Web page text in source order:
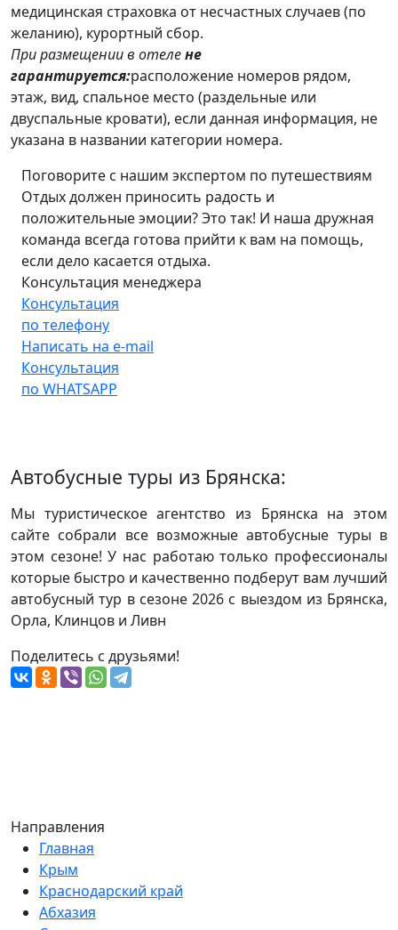
медицинская страховка от несчастных случаев (по
желанию), курортный сбор.
При размещении в отелене
гарантируется:расположение номеров рядом,
этаж, вид, спальное место (раздельные или
двуспальные кровати), если данная информация, не
указана в названии категории номера.
Поговорите с нашим экспертом по путешествиям
Отдых должен приносить радость и
положительные эмоции? Это так! И наша дружная
команда всегда готова прийти к вам на помощь,
если дело касается отдыха.
Консультация менеджера
Консультация
по телефону
Написать на e-mail
Консультация
по WHATSAPP
Автобусные туры из Брянска:
Мы туристическое агентство из Брянска на этом
сайте собрали все возможные автобусные туры в
этом сезоне! У нас работаю только профессионалы
которые быстро и качественно подберут вам лучший
автобусный тур в сезоне 2026 с выездом из Брянска,
Орла, Клинцов и Ливн
Поделитесь с друзьями!
Направления
Главная
Крым
Краснодарский край
Абхазия